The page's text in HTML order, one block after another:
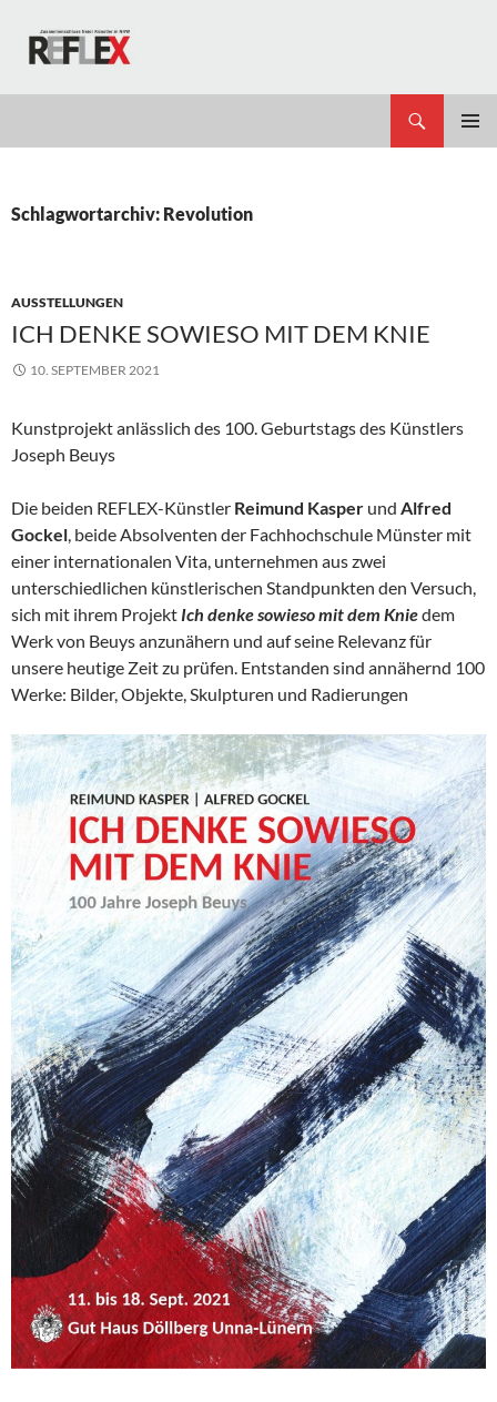
Inhalt
springen
Schlagwortarchiv: Revolution
AUSSTELLUNGEN
ICH DENKE SOWIESO MIT DEM KNIE
10. SEPTEMBER 2021
Kunstprojekt anlässlich des 100. Geburtstags des Künstlers
Joseph Beuys
Die beiden REFLEX-Künstler Reimund Kasper und Alfred
Gockel, beide Absolventen der Fachhochschule Münster mit
einer internationalen Vita, unternehmen aus zwei
unterschiedlichen künstlerischen Standpunkten den Versuch,
sich mit ihrem Projekt Ich denke sowieso mit dem Kniedem
Werk von Beuys anzunähern und auf seine Relevanz für
unsere heutige Zeit zu prüfen. Entstanden sind annähernd 100
Werke: Bilder, Objekte, Skulpturen und Radierungen